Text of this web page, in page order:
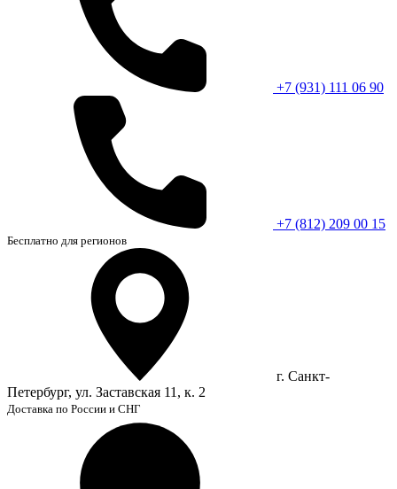
+7 (931) 111 06 90
+7 (812) 209 00 15
Бесплатно для регионов
г. Санкт-
Петербург, ул. Заставская 11, к. 2
Доставка по России и СНГ